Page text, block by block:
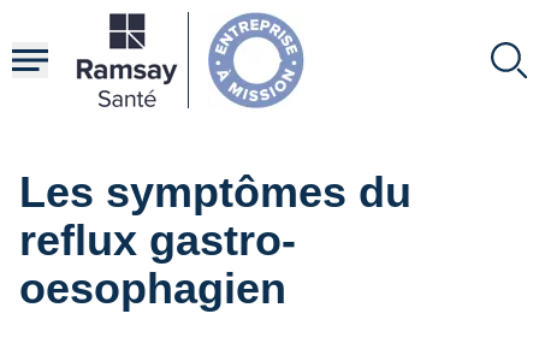
contenu
principal
Les symptômes du
reflux gastro-
oesophagien